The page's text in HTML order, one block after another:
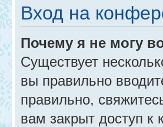
Вход на
Почему я не могу
Существует
вы правильно
правильно,
вам закрыт доступ к